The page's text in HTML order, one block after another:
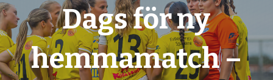
Dags för ny
hemmamatch –